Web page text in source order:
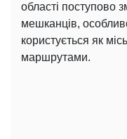
області поступово
мешканців,
користується як
маршрутами.